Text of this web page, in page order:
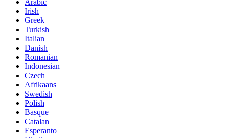
Irish
Greek
Turkish
Italian
Danish
Romanian
Indonesian
Czech
Afrikaans
Swedish
Polish
Basque
Catalan
Esperanto